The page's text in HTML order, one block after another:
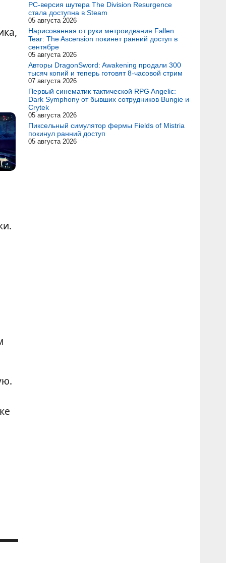
PC-версия шутера The Division Resurgence
стала доступна в Steam
05 августа 2026
Нарисованная от руки метроидвания Fallen
Tear: The Ascension покинет ранний доступ в
сентябре
05 августа 2026
Авторы DragonSword: Awakening продали 300
тысяч копий и теперь готовят 8-часовой стрим
07 августа 2026
Первый синематик тактической RPG Angelic:
Dark Symphony от бывших сотрудников Bungie и
Crytek
05 августа 2026
Пиксельный симулятор фермы Fields of Mistria
покинул ранний доступ
05 августа 2026